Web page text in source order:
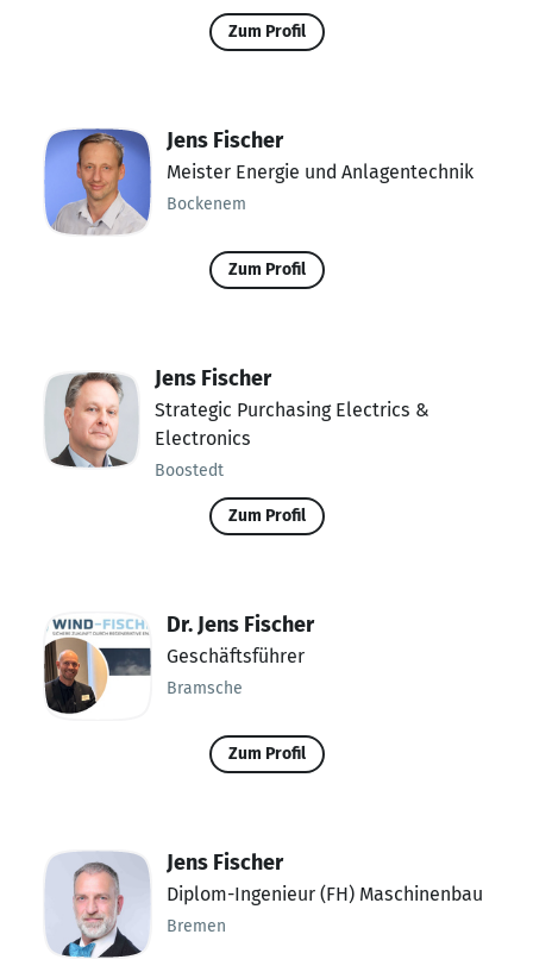
Zum Profil
Jens Fischer
Meister Energie und Anlagentechnik
Bockenem
Zum Profil
Jens Fischer
Strategic Purchasing Electrics &
Electronics
Boostedt
Zum Profil
Dr. Jens Fischer
Geschäftsführer
Bramsche
Zum Profil
Jens Fischer
Diplom-Ingenieur (FH) Maschinenbau
Bremen